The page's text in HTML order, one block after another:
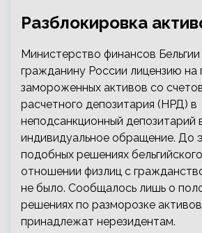
Разблокировка
Министерство финансов
гражданину России лицензию на
замороженных активов со
расчетного депозитария (НРД) в
неподсанкционный депозитарий
индивидуальное обращение. До
подобных решениях
отношении физлиц с
не было. Сообщалось лишь о
решениях по разморозке
принадлежат нерезидентам.